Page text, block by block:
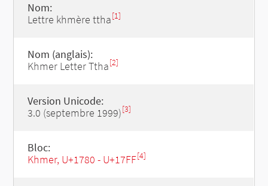
Nom:
Lettre khmère ttha[1]
Nom (anglais):
Khmer Letter Ttha[2]
Version Unicode:
3.0 (septembre 1999)[3]
Bloc:
Khmer, U+1780 - U+17FF[4]